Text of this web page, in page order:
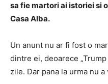
sa fie martori ai istoriei si
Casa Alba.
Un anunt nu ar fi fost o
dintre ei, deoarece
zile. Dar pana la urma nu